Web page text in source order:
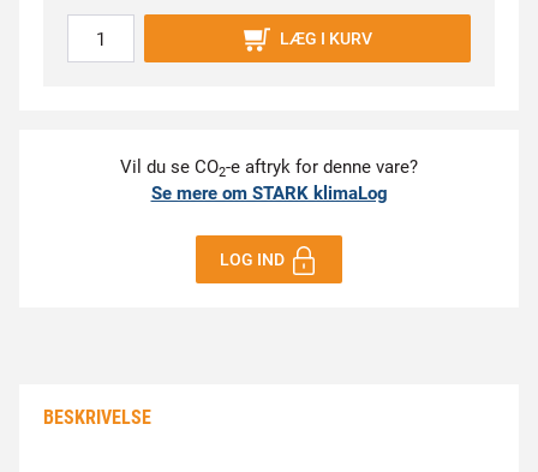
LÆG I KURV
Vil du se CO2-e aftryk for denne vare?
Se mere om STARK klimaLog
LOG IND
BESKRIVELSE